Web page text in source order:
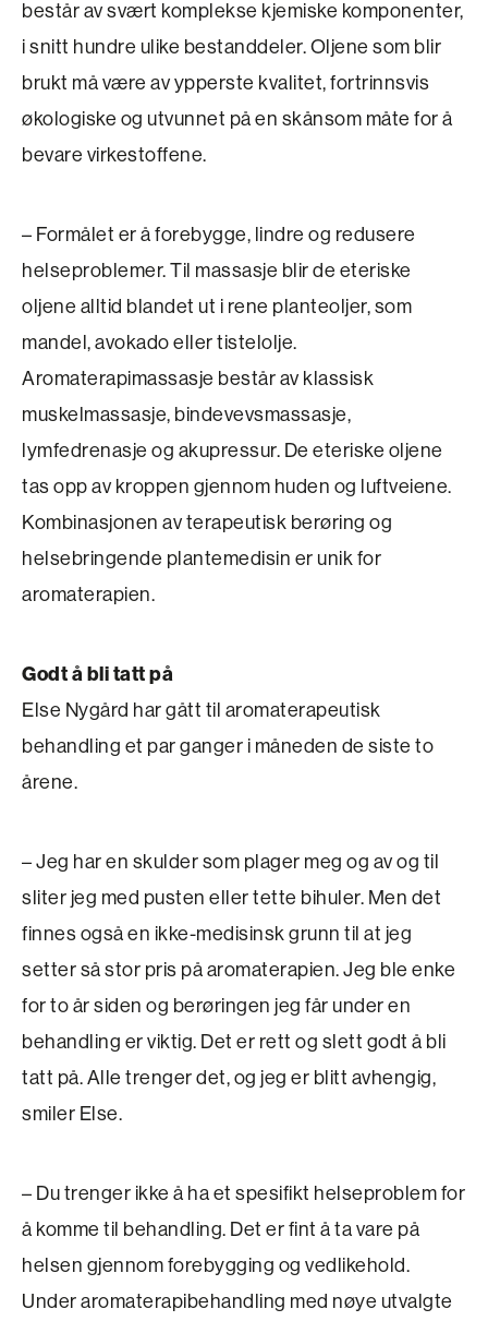
består av svært komplekse kjemiske komponenter,
i snitt hundre ulike bestanddeler. Oljene som blir
brukt må være av ypperste kvalitet, fortrinnsvis
økologiske og utvunnet på en skånsom måte for å
bevare virkestoffene.
– Formålet er å forebygge, lindre og redusere
helseproblemer. Til massasje blir de eteriske
oljene alltid blandet ut i rene planteoljer, som
mandel, avokado eller tistelolje.
Aromaterapimassasje består av klassisk
muskelmassasje, bindevevs­massasje,
lymfedrenasje og akupressur. De eteriske oljene
tas opp av kroppen gjennom huden og luftveiene.
Kombinasjonen av terapeutisk berøring og
helsebringende plantemedisin er unik for
aromaterapien.
Godt å bli tatt på
Else Nygård har gått til aromaterapeutisk
behandling et par ganger i måneden de siste to
årene.
– Jeg har en skulder som plager meg og av og til
sliter jeg med pusten eller tette bihuler. Men det
finnes også en ikke-medisinsk grunn til at jeg
setter så stor pris på aromaterapien. Jeg ble enke
for to år siden og berøringen jeg får under en
behandling er viktig. Det er rett og slett godt å bli
tatt på. Alle trenger det, og jeg er blitt avhengig,
smiler Else.
– Du trenger ikke å ha et spesifikt helseproblem for
å komme til behandling. Det er fint å ta vare på
helsen gjennom forebygging og vedlikehold.
Under aromaterapibehandling med nøye utvalgte